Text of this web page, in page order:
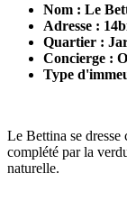
Nom : Le
Adresse :
Quartier :
Concierge :
Type
Le Bettina se
complété par la
naturelle.